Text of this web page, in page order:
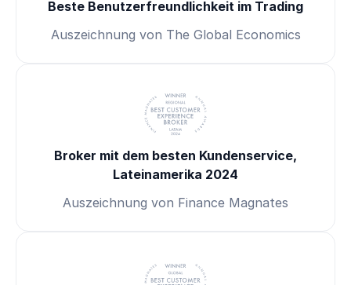
Beste Benutzerfreundlichkeit im Trading
Auszeichnung von The Global Economics
Broker mit dem besten Kundenservice,
Lateinamerika 2024
Auszeichnung von Finance Magnates